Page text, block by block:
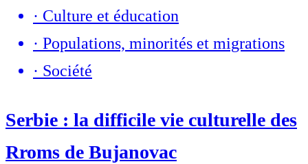
· Culture et éducation
· Populations, minorités et migrations
· Société
Serbie : la difficile vie culturelle des
Rroms de Bujanovac